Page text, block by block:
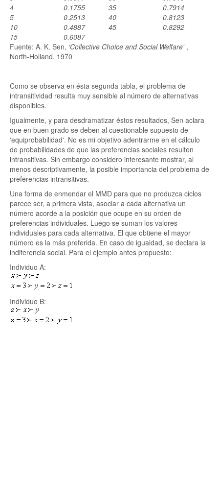
4
0.1755 35
0.7914
5
0.2513 40
0.8123
10
0.4887 45
0.8292
15
0.6087
Fuente: A. K. Sen, ‘Collective Choice and Social Welfare' ,
North-Holland, 1970
Como se observa en ésta segunda tabla, el problema de
intransitividad resulta muy sensible al número de alternativas
disponibles.
Igualmente, y para desdramatizar éstos resultados, Sen aclara
que en buen grado se deben al cuestionable supuesto de
‘equiprobabilidad'. No es mi objetivo adentrarme en el cálculo
de probabilidades de que las preferencias sociales resulten
intransitivas. Sin embargo considero interesante mostrar, al
menos descriptivamente, la posible importancia del problema de
preferencias intransitivas.
Una forma de enmendar el MMD para que no produzca ciclos
parece ser, a primera vista, asociar a cada alternativa un
número acorde a la posición que ocupe en su orden de
preferencias individuales. Luego se suman los valores
individuales para cada alternativa. El que obtiene el mayor
número es la más preferida. En caso de igualdad, se declara la
indiferencia social. Para el ejemplo antes propuesto:
Individuo A:
Individuo B: